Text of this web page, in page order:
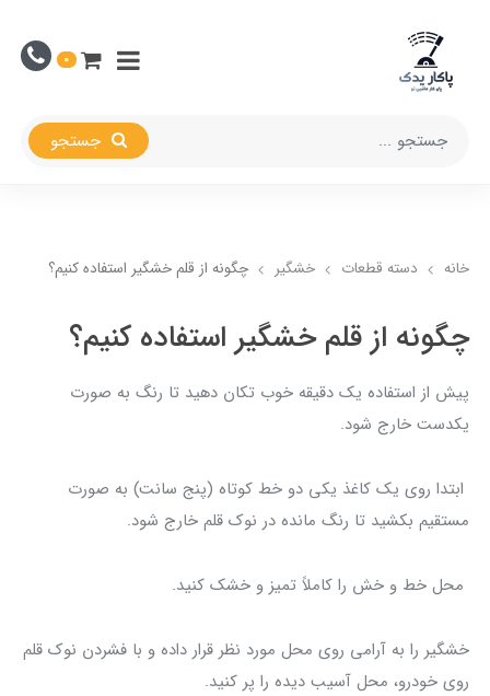
0
خانه دسته قطعات خشگیر چگونه از قلم خشگیر استفاده کنیم؟
چگونه از قلم خشگیر استفاده کنیم؟
پیش از استفاده یک دقیقه خوب تکان دهید تا رنگ به صورت
یکدست خارج شود.
ابتدا روی یک کاغذ یکی دو خط کوتاه (پنج سانت) به صورت
مستقیم بکشید تا رنگ مانده در نوک قلم خارج شود.
محل خط و خش را کاملاً تمیز و خشک کنید.
خشگیر را به آرامی روی محل مورد نظر قرار داده و با فشردن نوک قلم
روی خودرو، محل آسیب دیده را پر کنید.